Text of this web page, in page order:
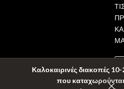
Καλοκαιρινές διακοπές
που